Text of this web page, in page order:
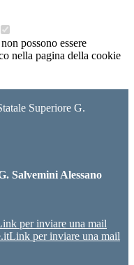
possono essere
nella pagina della cookie
Superiore G.
Salvemini Alessano
per inviare una mail
Link per inviare una mail